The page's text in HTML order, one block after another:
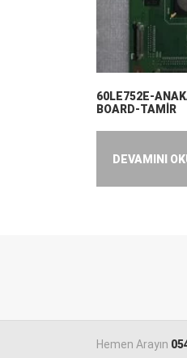
60LE752E-
BOARD-TAMİR
DEVAMINI
Hemen Arayın